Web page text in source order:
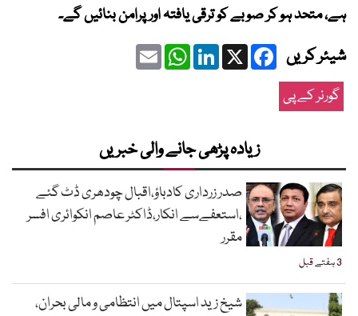
ہے، متحد ہو کر صوبے کو ترقی یافتہ اور پرامن بنائیں گے۔
شیئر کریں Facebook
X
LinkedIn
WhatsApp
Email
گورنر کے پی
زیادہ پڑھی جانے والی خبریں
3 ہفتے قبل
صدر زرداری کادباؤ،اقبال چودھری ڈٹ گئے
،استعفےسے انکار،ڈاکٹر عاصم انکوائری افسر
مقرر
شیخ زید اسپتال میں انتظامی و مالی بحران،